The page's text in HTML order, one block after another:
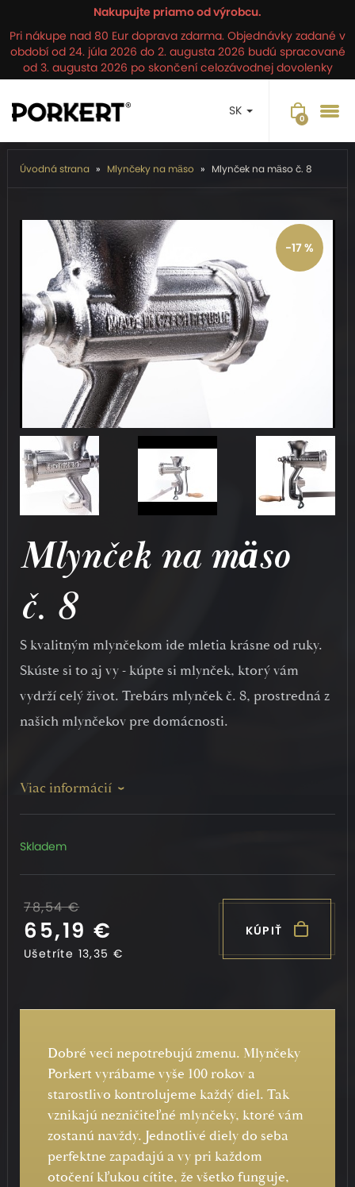
Nakupujte priamo od výrobcu.
Pri nákupe nad 80 Eur doprava zdarma. Objednávky zadané v
období od 24. júla 2026 do 2. augusta 2026 budú spracované
od 3. augusta 2026 po skončení celozávodnej dovolenky
SK
Úvodná strana Mlynčeky na mäso Mlynček na mäso č. 8
-17 %
Mlynček na mäso
č. 8
S kvalitným mlynčekom ide mletia krásne od ruky.
Skúste si to aj vy - kúpte si mlynček, ktorý vám
vydrží celý život. Trebárs mlynček č. 8, prostredná z
našich mlynčekov pre domácnosti.
Viac informácií
Skladem
78,54 €
65,19 €
Ušetríte 13,35 €
KÚPIŤ
Dobré veci nepotrebujú zmenu. Mlynčeky
Porkert vyrábame vyše 100 rokov a
starostlivo kontrolujeme každý diel. Tak
vznikajú nezničiteľné mlynčeky, ktoré vám
zostanú navždy. Jednotlivé diely do seba
perfektne zapadajú a vy pri každom
otočení kľukou cítite, že všetko funguje,